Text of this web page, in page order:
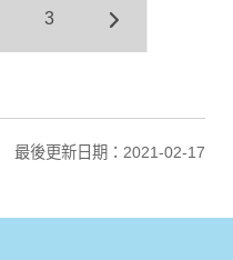
3
最後更新日期：2021-02-17